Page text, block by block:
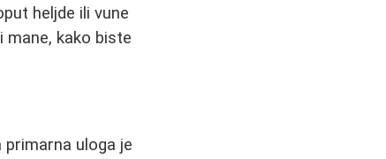
heljde ili vune
mane, kako biste
uloga je